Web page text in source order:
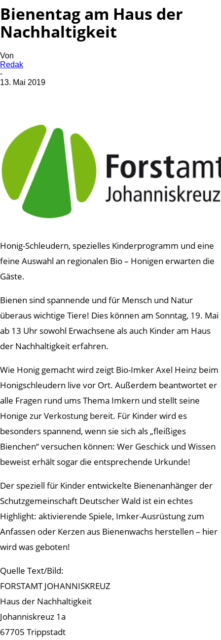
Bienentag am Haus der
Nachhaltigkeit
Von
Redak
-
13. Mai 2019
Honig-Schleudern, spezielles Kinderprogramm und eine
feine Auswahl an regionalen Bio – Honigen erwarten die
Gäste.
Bienen sind spannende und für Mensch und Natur
überaus wichtige Tiere! Dies können am Sonntag, 19. Mai
ab 13 Uhr sowohl Erwachsene als auch Kinder am Haus
der Nachhaltigkeit erfahren.
Wie Honig gemacht wird zeigt Bio-Imker Axel Heinz beim
Honigschleudern live vor Ort. Außerdem beantwortet er
alle Fragen rund ums Thema Imkern und stellt seine
Honige zur Verkostung bereit. Für Kinder wird es
besonders spannend, wenn sie sich als „fleißiges
Bienchen“ versuchen können: Wer Geschick und Wissen
beweist erhält sogar die entsprechende Urkunde!
Der speziell für Kinder entwickelte Bienenanhänger der
Schutzgemeinschaft Deutscher Wald ist ein echtes
Highlight: aktivierende Spiele, Imker-Ausrüstung zum
Anfassen oder Kerzen aus Bienenwachs herstellen – hier
wird was geboten!
Quelle Text/Bild:
FORSTAMT JOHANNISKREUZ
Haus der Nachhaltigkeit
Johanniskreuz 1a
67705 Trippstadt